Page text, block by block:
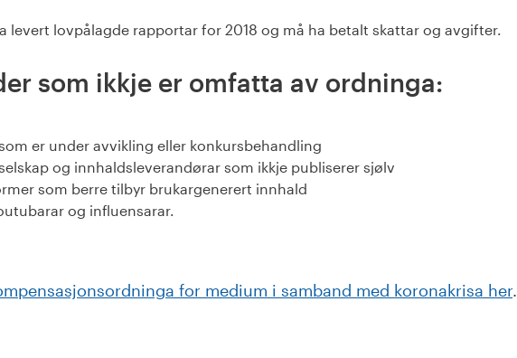
levert lovpålagde rapportar for 2018 og må ha betalt skattar og avgifter.
som ikkje er omfatta av ordninga:
er under avvikling eller konkursbehandling
og innhaldsleverandørar som ikkje publiserer sjølv
som berre tilbyr brukargenerert innhald
og influensarar.
for medium i samband med koronakrisa her.